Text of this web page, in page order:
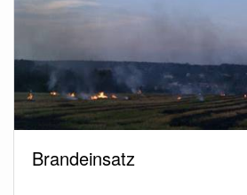
Brandeinsatz